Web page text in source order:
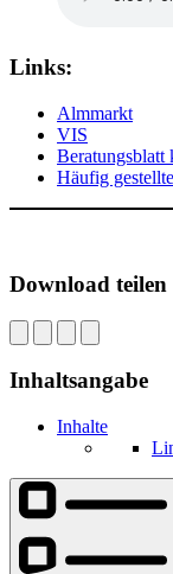
Links:
Almmarkt
VIS
Beratungsblatt
Häufig
Download teilen
Inhaltsangabe
Inhalte